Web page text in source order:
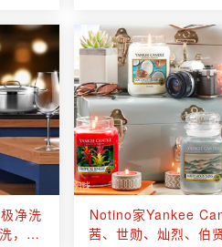
净洗
，餐
Notino家Yankee
茜、世勋、灿烈、伯